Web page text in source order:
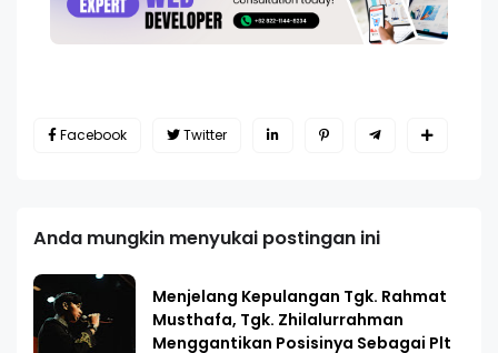
Facebook Twitter
Anda mungkin menyukai postingan ini
Menjelang Kepulangan Tgk. Rahmat
Musthafa, Tgk. Zhilalurrahman
Menggantikan Posisinya Sebagai Plt